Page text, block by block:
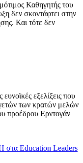
Καθηγητής του
δεν σκοντάφτει στην
Και τότε δεν
εξελίξεις που
των κρατών μελών
προέδρου Ερντογάν
στα Education Leaders